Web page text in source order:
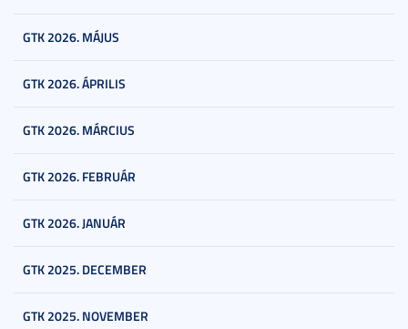
GTK 2026. MÁJUS
GTK 2026. ÁPRILIS
GTK 2026. MÁRCIUS
GTK 2026. FEBRUÁR
GTK 2026. JANUÁR
GTK 2025. DECEMBER
GTK 2025. NOVEMBER